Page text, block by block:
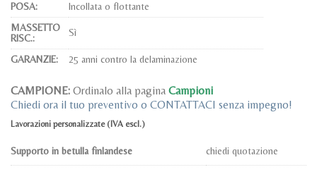
POSA:
Incollata o flottante
MASSETTO
RISC.:
Sì
GARANZIE: 25 anni contro la delaminazione
CAMPIONE: Ordinalo alla pagina Campioni
Chiedi ora il tuo preventivo o CONTATTACI senza impegno!
Lavorazioni personalizzate (IVA escl.)
Supporto in betulla finlandese chiedi quotazione